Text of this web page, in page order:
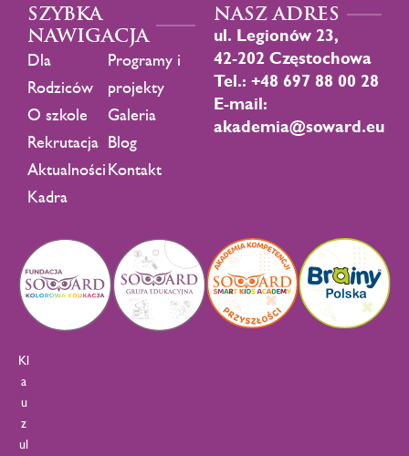
SZYBKA
NAWIGACJA
Dla
Rodziców
O szkole
Rekrutacja
Aktualności
Kadra
Programy i
projekty
Galeria
Blog
Kontakt
NASZ ADRES
ul. Legionów 23,
42-202 Częstochowa
Tel.: +48 697 88 00 28
E-mail:
akademia@soward.eu
Kl
a
u
z
ul